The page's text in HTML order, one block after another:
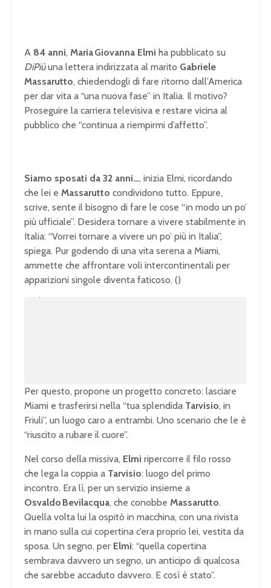
A 84 anni, Maria Giovanna Elmi ha pubblicato su
DiPiùuna lettera indirizzata al marito Gabriele
Massarutto, chiedendogli di fare ritorno dall’America
per dar vita a “una nuova fase” in Italia. Il motivo?
Proseguire la carriera televisiva e restare vicina al
pubblico che “continua a riempirmi d’affetto”.
Siamo sposati da 32 anni…, inizia Elmi, ricordando
che lei e Massarutto condividono tutto. Eppure,
scrive, sente il bisogno di fare le cose “in modo un po’
più ufficiale”. Desidera tornare a vivere stabilmente in
Italia: “Vorrei tornare a vivere un po’ più in Italia”,
spiega. Pur godendo di una vita serena a Miami,
ammette che affrontare voli intercontinentali per
apparizioni singole diventa faticoso. ()
Per questo, propone un progetto concreto: lasciare
Miami e trasferirsi nella “tua splendida Tarvisio, in
Friuli”, un luogo caro a entrambi. Uno scenario che le è
“riuscito a rubare il cuore”.
Nel corso della missiva, Elmi ripercorre il filo rosso
che lega la coppia a Tarvisio: luogo del primo
incontro. Era lì, per un servizio insieme a
Osvaldo Bevilacqua, che conobbe Massarutto.
Quella volta lui la ospitò in macchina, con una rivista
in mano sulla cui copertina c’era proprio lei, vestita da
sposa. Un segno, per Elmi: “quella copertina
sembrava davvero un segno, un anticipo di qualcosa
che sarebbe accaduto davvero. E così è stato”.